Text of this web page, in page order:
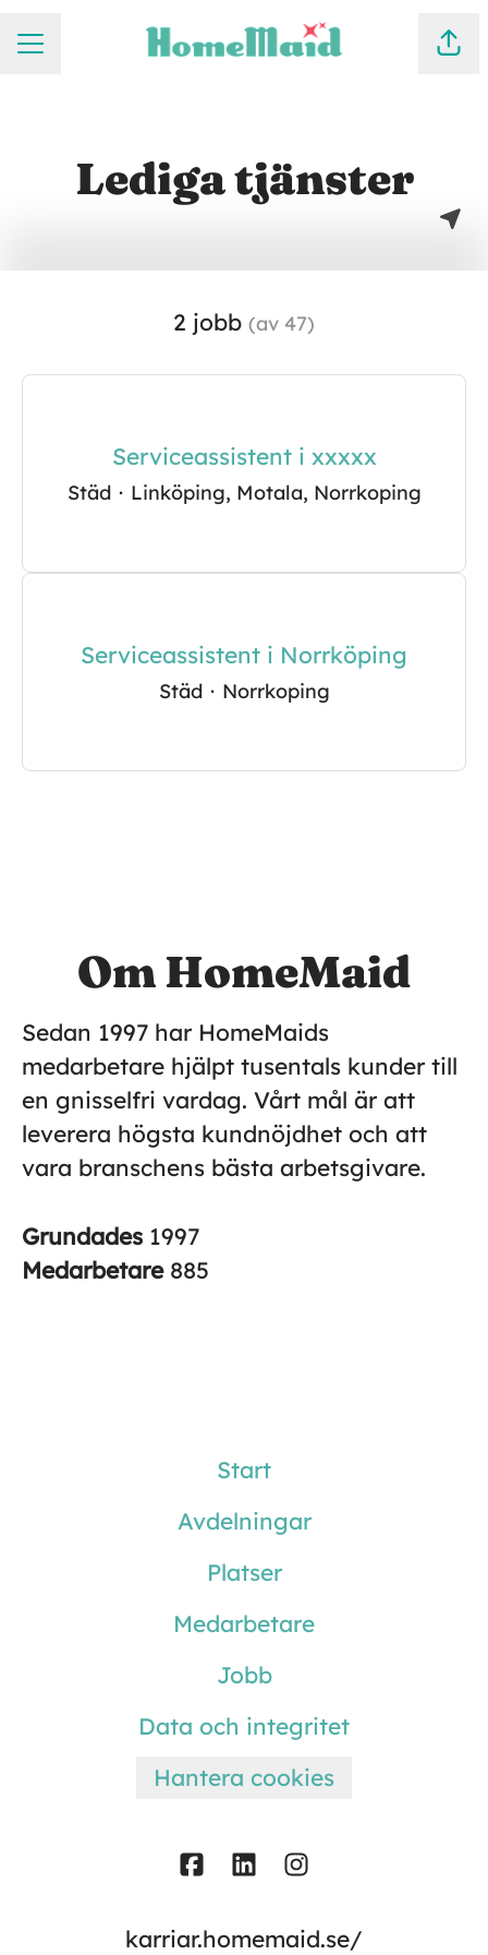
KARRIÄRMENY
Lediga tjänster
2 jobb (av 47)
Serviceassistent i xxxxx
Städ · Linköping, Motala, Norrkoping
Serviceassistent i Norrköping
Städ · Norrkoping
Om HomeMaid
Sedan 1997 har HomeMaids
medarbetare hjälpt tusentals kunder till
en gnisselfri vardag. Vårt mål är att
leverera högsta kundnöjdhet och att
vara branschens bästa arbetsgivare.
Grundades 1997
Medarbetare 885
Start
Avdelningar
Platser
Medarbetare
Jobb
Data och integritet
Hantera cookies
karriar.homemaid.se/